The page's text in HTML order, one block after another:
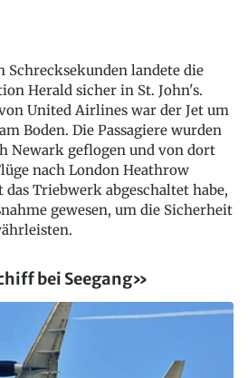
Schrecksekunden landete die
Herald sicher in St. John's.
United Airlines war der Jet um
Boden. Die Passagiere wurden
Newark geflogen und von dort
nach London Heathrow
Triebwerk abgeschaltet habe,
gewesen, um die Sicherheit
bei Seegang»